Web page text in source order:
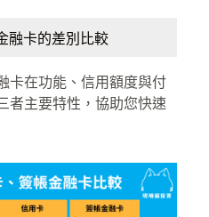
融卡的差別比較
卡在功能、信用額度與付
者主要特性，協助您快速